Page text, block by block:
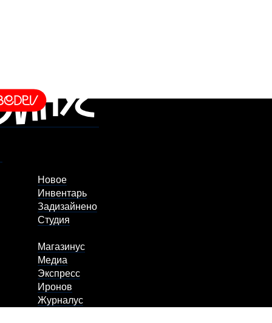
Новое
Инвентарь
Задизайнено
Студия
Магазинус
Медиа
Экспресс
Иронов
Журналус